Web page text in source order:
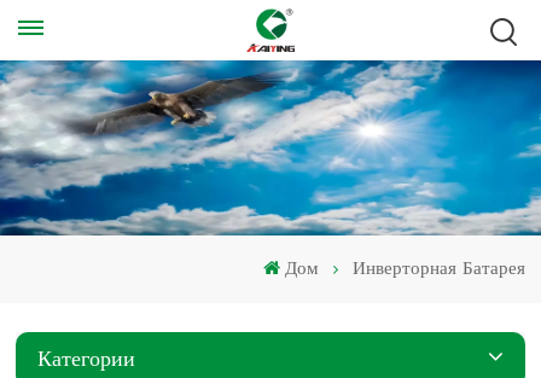
Дом Инверторная Батарея
Категории